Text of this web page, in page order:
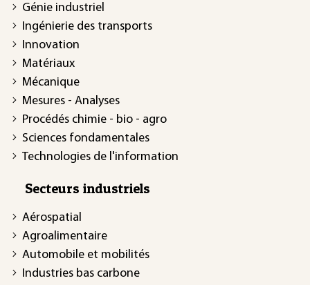
Génie industriel
Ingénierie des transports
Innovation
Matériaux
Mécanique
Mesures - Analyses
Procédés chimie - bio - agro
Sciences fondamentales
Technologies de l'information
Secteurs industriels
Aérospatial
Agroalimentaire
Automobile et mobilités
Industries bas carbone